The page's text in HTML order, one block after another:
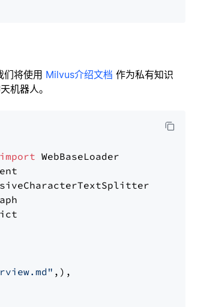
将使用 Milvus介绍文档 作为私有知识
机器人。
import
,),